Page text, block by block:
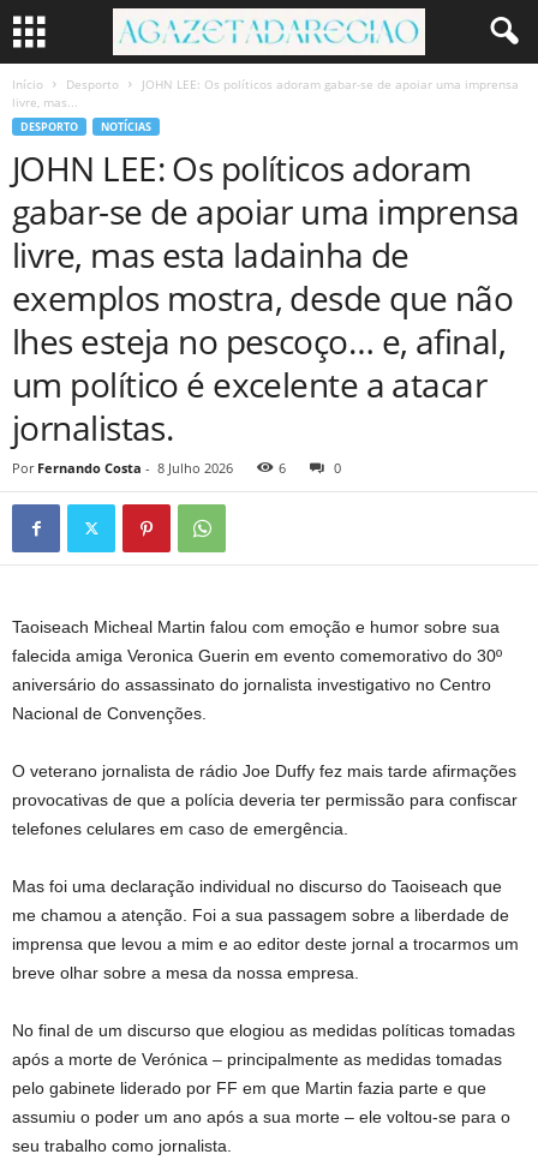
Início Desporto
JOHN LEE: Os políticos adoram gabar-se de apoiar uma imprensa
livre, mas...
DESPORTO NOTÍCIAS
JOHN LEE: Os políticos adoram
gabar-se de apoiar uma imprensa
livre, mas esta ladainha de
exemplos mostra, desde que não
lhes esteja no pescoço… e, afinal,
um político é excelente a atacar
jornalistas.
Por Fernando Costa - 8 Julho 2026 6 0
Taoiseach Micheal Martin falou com emoção e humor sobre sua
falecida amiga Veronica Guerin em evento comemorativo do 30º
aniversário do assassinato do jornalista investigativo no Centro
Nacional de Convenções.
O veterano jornalista de rádio Joe Duffy fez mais tarde afirmações
provocativas de que a polícia deveria ter permissão para confiscar
telefones celulares em caso de emergência.
Mas foi uma declaração individual no discurso do Taoiseach que
me chamou a atenção. Foi a sua passagem sobre a liberdade de
imprensa que levou a mim e ao editor deste jornal a trocarmos um
breve olhar sobre a mesa da nossa empresa.
No final de um discurso que elogiou as medidas políticas tomadas
após a morte de Verónica – principalmente as medidas tomadas
pelo gabinete liderado por FF em que Martin fazia parte e que
assumiu o poder um ano após a sua morte – ele voltou-se para o
seu trabalho como jornalista.